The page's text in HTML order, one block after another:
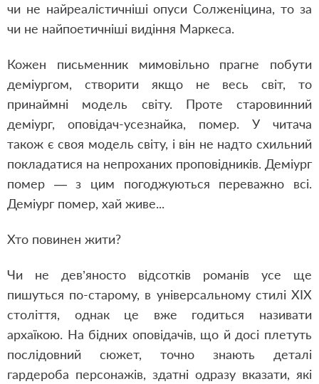
чи не найреалістичніші опуси Солженіцина, то за
чи не найпоетичніші видіння Маркеса.
Кожен письменник мимовільно прагне побути
деміургом, створити якщо не весь світ, то
принаймні модель світу. Проте старовинний
деміург, оповідач-усезнайка, помер. У читача
також є своя модель світу, і він не надто схильний
покладатися на непроханих проповідників. Деміург
помер — з цим погоджуються переважно всі.
Деміург помер, хай живе...
Хто повинен жити?
Чи не дев’яносто відсотків романів усе ще
пишуться по-старому, в універсальному стилі ХІХ
століття, однак це вже годиться називати
архаїкою. На бідних оповідачів, що й досі плетуть
послідовний сюжет, точно знають деталі
гардероба персонажів, здатні одразу вказати, які